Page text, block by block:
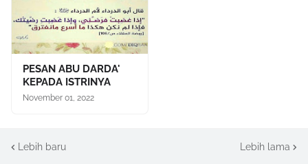
PESAN ABU DARDA'
KEPADA ISTRINYA
November 01, 2022
Lebih baru Lebih lama